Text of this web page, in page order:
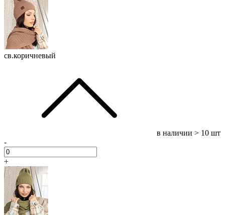
св.коричневый
в наличии > 10 шт
-
+